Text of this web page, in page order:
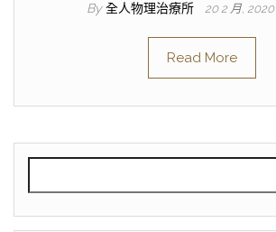
By 全人物理治療所 20 2 月, 2020
Read More